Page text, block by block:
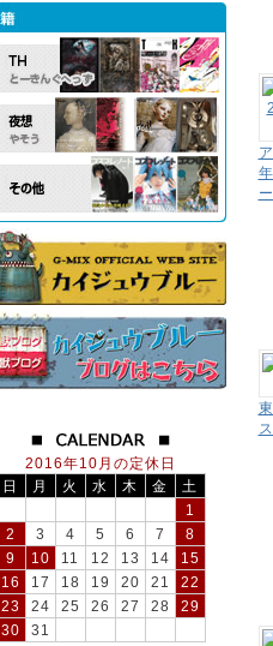
2016年10月の定休日
日
月 火 水 木 金
土
1
2
3 4 5 6 7
8
9
10 11 12 13 14
15
16
17 18 19 20 21
22
23
24 25 26 27 28
29
30
31
ー